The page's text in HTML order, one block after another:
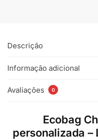
Descrição
Informação adicional
Avaliações 0
Ecobag
personalizada –